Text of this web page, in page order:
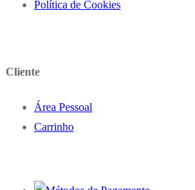
Política de Cookies
Cliente
Área Pessoal
Carrinho